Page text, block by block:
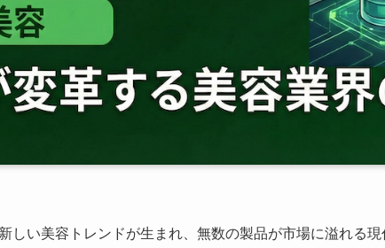
しい美容トレンドが生まれ、無数の製品が市場に溢れる